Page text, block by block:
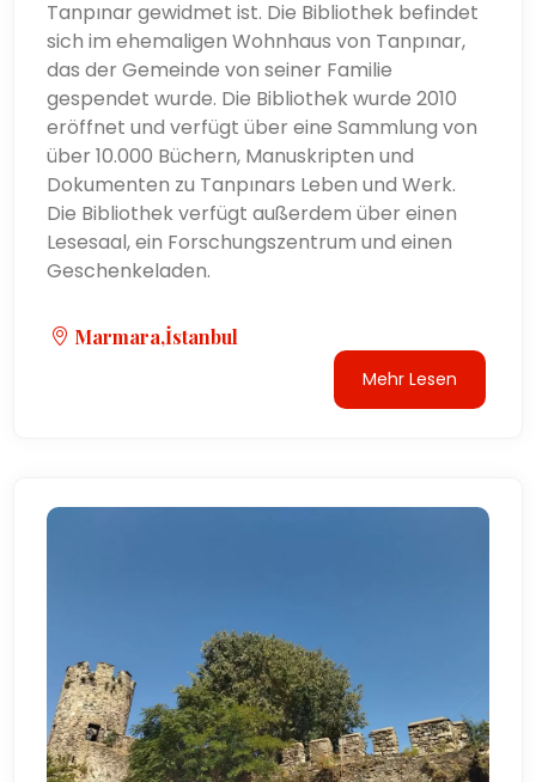
Tanpınar gewidmet ist. Die Bibliothek befindet
sich im ehemaligen Wohnhaus von Tanpınar,
das der Gemeinde von seiner Familie
gespendet wurde. Die Bibliothek wurde 2010
eröffnet und verfügt über eine Sammlung von
über 10.000 Büchern, Manuskripten und
Dokumenten zu Tanpınars Leben und Werk.
Die Bibliothek verfügt außerdem über einen
Lesesaal, ein Forschungszentrum und einen
Geschenkeladen.
Marmara,İstanbul
Mehr Lesen